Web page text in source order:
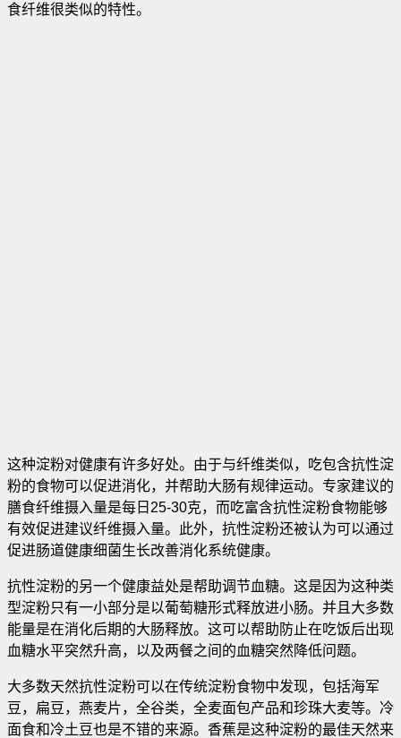
食纤维很类似的特性。
这种淀粉对健康有许多好处。由于与纤维类似，吃包含抗性淀
粉的食物可以促进消化，并帮助大肠有规律运动。专家建议的
膳食纤维摄入量是每日25-30克，而吃富含抗性淀粉食物能够
有效促进建议纤维摄入量。此外，抗性淀粉还被认为可以通过
促进肠道健康细菌生长改善消化系统健康。
抗性淀粉的另一个健康益处是帮助调节血糖。这是因为这种类
型淀粉只有一小部分是以葡萄糖形式释放进小肠。并且大多数
能量是在消化后期的大肠释放。这可以帮助防止在吃饭后出现
血糖水平突然升高，以及两餐之间的血糖突然降低问题。
大多数天然抗性淀粉可以在传统淀粉食物中发现，包括海军
豆，扁豆，燕麦片，全谷类，全麦面包产品和珍珠大麦等。冷
面食和冷土豆也是不错的来源。香蕉是这种淀粉的最佳天然来